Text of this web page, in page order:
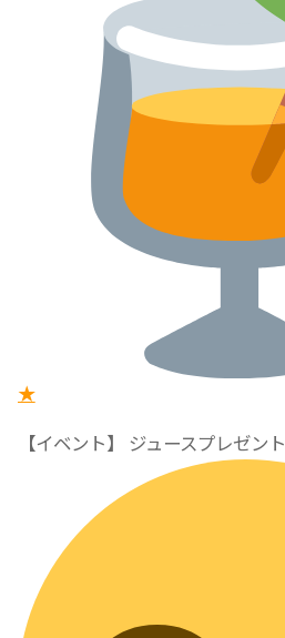
★
【イベント】 ジュースプレゼント